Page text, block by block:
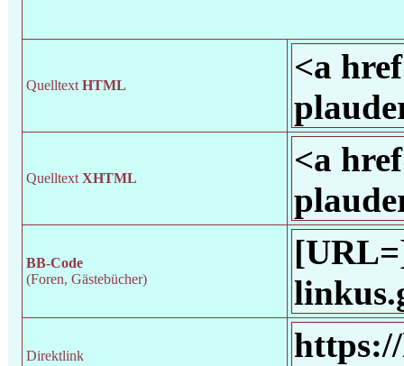
Quelltext HTML
Quelltext XHTML
BB-Code
(Foren, Gästebücher)
Direktlink